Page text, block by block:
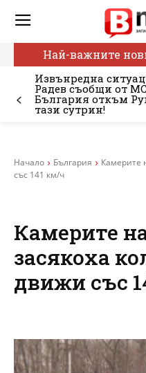
Най-важните
Извънредна
Радев съобщи от
България откъм
тази сутрин!
Начало България
Камерите
със 141 км/ч
Камерите
засякоха
движи със